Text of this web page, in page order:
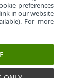
preferences
in our website
For more